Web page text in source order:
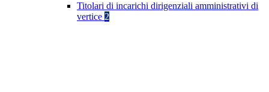
Titolari di incarichi dirigenziali amministrativi di
vertice 2